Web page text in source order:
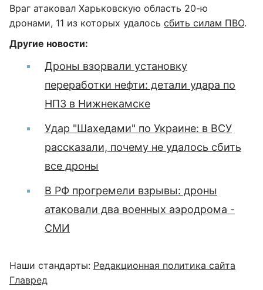
Враг атаковал Харьковскую область 20-ю
дронами, 11 из которых удалось сбить силам ПВО.
Другие новости:
Дроны взорвали установку
переработки нефти: детали удара по
НПЗ в Нижнекамске
Удар "Шахедами" по Украине: в ВСУ
рассказали, почему не удалось сбить
все дроны
В РФ прогремели взрывы: дроны
атаковали два военных аэродрома -
СМИ
Наши стандарты: Редакционная политика сайта
Главред